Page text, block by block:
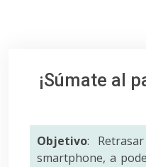
¡Súmate al
Objetivo:
smartphone, a